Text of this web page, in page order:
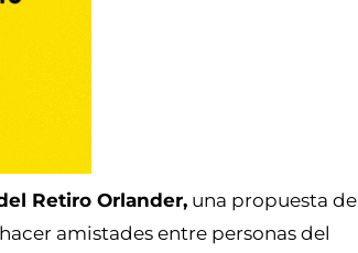
Retiro Orlander, una propuesta de
amistades entre personas del